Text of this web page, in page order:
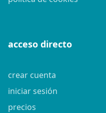
acceso directo
crear cuenta
iniciar sesión
precios